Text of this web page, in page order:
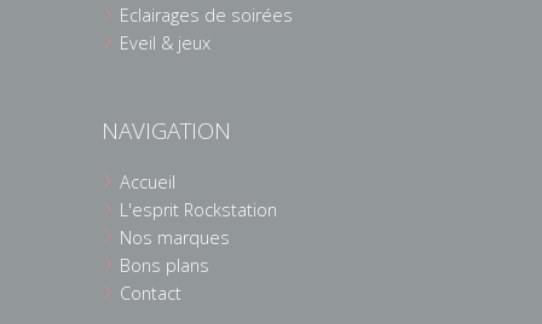
Eclairages de soirées
Eveil & jeux
NAVIGATION
Accueil
L'esprit Rockstation
Nos marques
Bons plans
Contact